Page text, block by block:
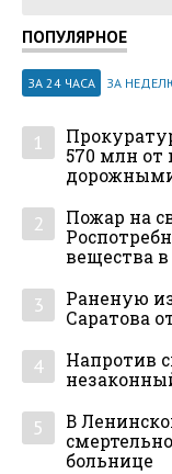
ПОПУЛЯРНОЕ
ЗА 24 ЧАСА ЗА
1
570 млн от
2
Пожар на
вещества
3
Раненую
Саратова
4
Напротив
5
В
больнице